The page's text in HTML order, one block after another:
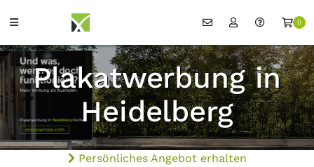
0
Plakatwerbung in
Heidelberg
Persönliches Angebot erhalten